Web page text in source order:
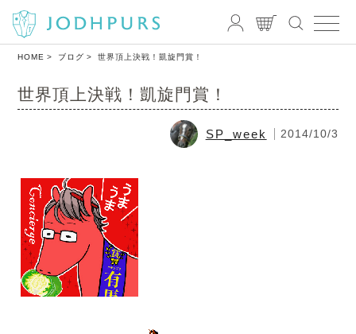
HOME ブログ 世界頂上決戦！凱旋門賞！
世界頂上決戦！凱旋門賞！
SP_week 2014/10/3